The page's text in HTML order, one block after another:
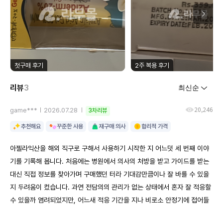
첫구매 후기 2주 복용 후기
리뷰3
game*** 2026.07.28 3차리뷰 20,246
추천해요 꾸준한 사용 재구매 의사 합리적 가격
아젤라익산을 해외 직구로 구해서 사용하기 시작한 지 어느덧 세 번째 이야
기를 기록해 봅니다. 처음에는 병원에서 의사의 처방을 받고 가이드를 받는
대신 직접 정보를 찾아가며 구매했던 터라 기대감만큼이나 잘 바를 수 있을
지 두려움이 컸습니다. 과연 전담의의 관리가 없는 상태에서 혼자 잘 적응할
수 있을까 염려되었지만, 어느새 적응 기간을 지나 비로소 안정기에 접어들